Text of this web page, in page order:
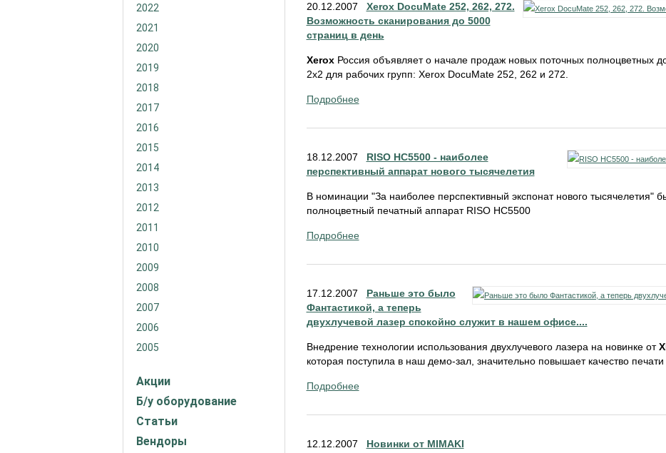
2022
2021
2020
2019
2018
2017
2016
2015
2014
2013
2012
2011
2010
2009
2008
2007
2006
2005
Акции
Б/у оборудование
Статьи
Вендоры
20.12.2007 Xerox DocuMate 252, 262, 272.
Возможность сканирования до 5000
страниц в день
XeroxРоссия объявляет о начале продаж новых поточных полноцветных
2х2 для рабочих групп: Xerox DocuMate 252, 262 и 272.
Подробнее
18.12.2007 RISO НС5500 - наиболее
перспективный аппарат нового тысячелетия
В номинации "За наиболее перспективный экспонат нового тысячелетия"
полноцветный печатный аппарат RISO HC5500
Подробнее
17.12.2007 Раньше это было
Фантастикой, а теперь
двухлучевой лазер спокойно служит в нашем офисе....
Внедрение технологии использования двухлучевого лазера на новинке от
которая поступила в наш демо-зал, значительно повышает качество печати
Подробнее
12.12.2007 Новинки от MIMAKI